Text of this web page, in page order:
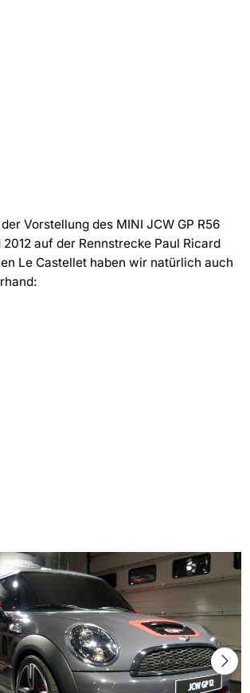
Vorstellung des MINI JCW GP R56
auf der Rennstrecke Paul Ricard
Le Castellet haben wir natürlich auch